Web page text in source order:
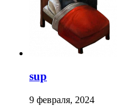
sup
9 февраля, 2024